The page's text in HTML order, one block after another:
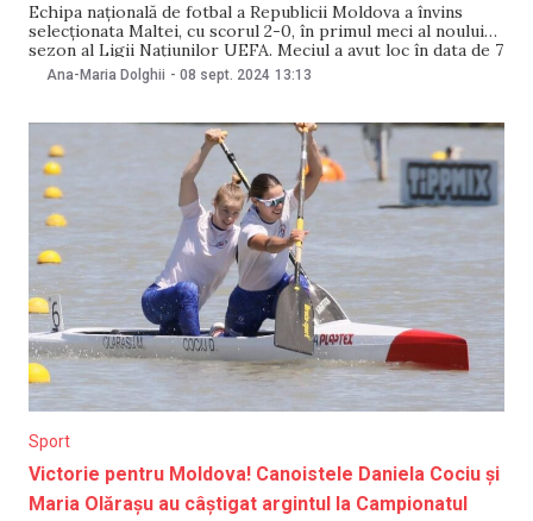
Echipa națională de fotbal a Republicii Moldova a învins
selecționata Maltei, cu scorul 2-0, în primul meci al noului
sezon al Ligii Națiunilor UEFA. Meciul a avut loc în data de 7
septembrie, pe stadionul Zimbru din Chișinău. În cadrul
meciului de fotbal Moldova-Malta, scorul a fost deschis în
Ana-Maria Dolghii - 08 sept. 2024 13:13
Sport
Victorie pentru Moldova! Canoistele Daniela Cociu și
Maria Olărașu au câștigat argintul la Campionatul